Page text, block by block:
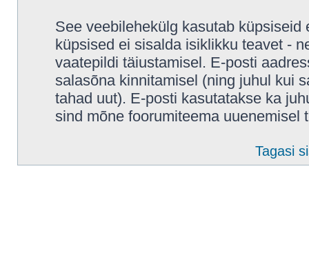
See veebilehekülg kasutab
küpsised ei sisalda isiklikku teavet -
vaatepildi täiustamisel. E-posti
salasõna kinnitamisel (ning juhul kui
tahad uut). E-posti kasutatakse ka
sind mõne foorumiteema uuenemisel
Tagasi